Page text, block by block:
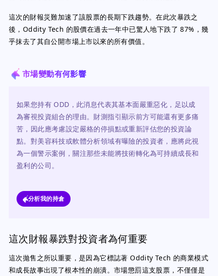
這次的財報災難加速了該股票的長期下跌趨勢。在此次暴跌之
後，Oddity Tech 的股價在過去一年中已驚人地下跌了 87%，幾
乎抹去了其自公開市場上市以來的所有價值。
市場變動有何影響
如果您持有 ODD，此消息代表其基本面嚴重惡化，足以成
為審視投資組合的理由。財測指引顯示前方可能還有更多痛
苦，因此應考慮設定嚴格的停損點或重新評估您的投資論
點。對美容科技或軟體分析領域有曝險的投資者，應將此視
為一個警示案例，關注那些未能將技術轉化為可持續成長和
盈利的公司。
分析我的持倉
這次財報暴跌對投資者為何重要
這次拋售之所以重要，是因為它標誌著 Oddity Tech 的商業模式
和成長故事出現了根本性的崩潰。市場懲罰這支股票，不僅僅是